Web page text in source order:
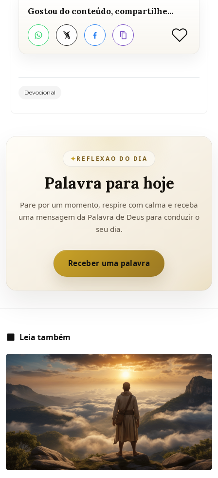
Gostou do conteúdo, compartilhe...
WhatsAppTwitter FacebookCopiar link Curtir
Devocional
✦REFLEXAO DO DIA
Palavra para hoje
Pare por um momento, respire com calma e receba
uma mensagem da Palavra de Deus para conduzir o
seu dia.
Receber uma palavra
Leia também